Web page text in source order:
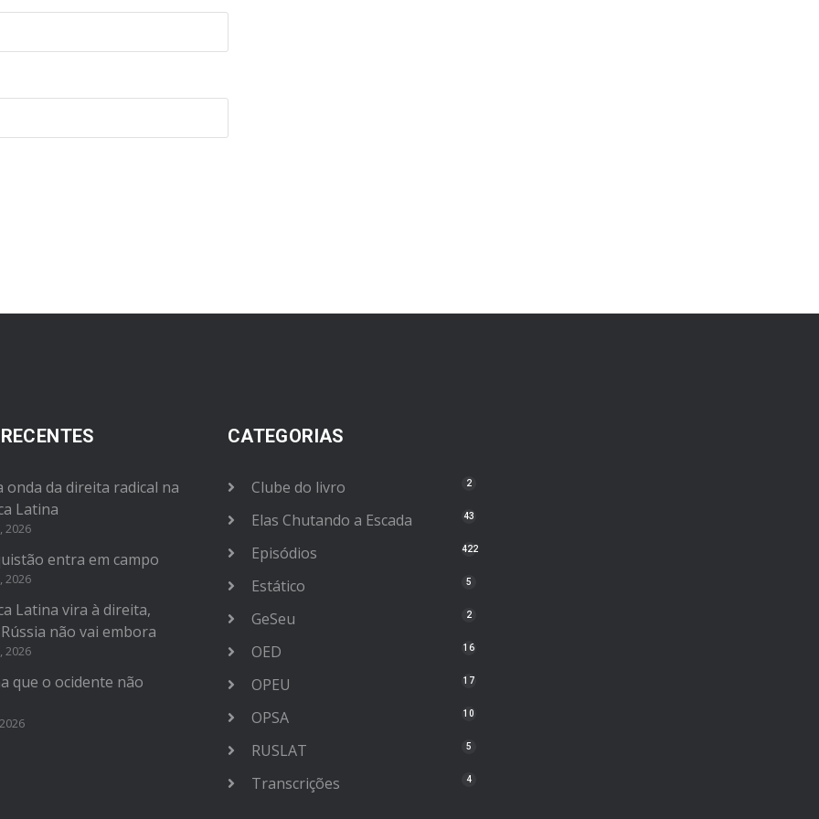
onda da direita radical na
Latina
2026
entra em campo
2026
Latina vira à direita,
não vai embora
2026
que o ocidente não
CATEGORIAS
Clube do livro 2
Elas Chutando a Escada 43
Episódios 422
Estático 5
GeSeu 2
OED 16
OPEU 17
OPSA 10
RUSLAT 5
Transcrições 4